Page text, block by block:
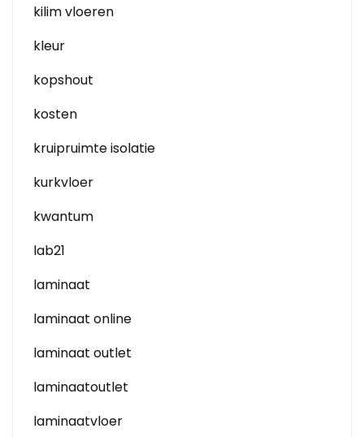
kilim vloeren
kleur
kopshout
kosten
kruipruimte isolatie
kurkvloer
kwantum
lab21
laminaat
laminaat online
laminaat outlet
laminaatoutlet
laminaatvloer